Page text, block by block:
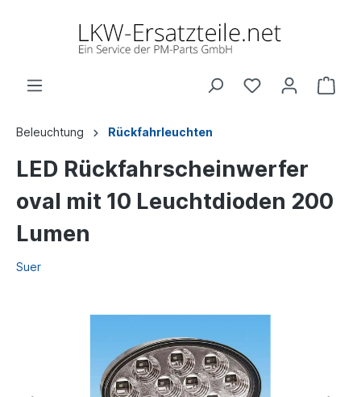
Beleuchtung Rückfahrleuchten
LED Rückfahrscheinwerfer
oval mit 10 Leuchtdioden 200
Lumen
Suer